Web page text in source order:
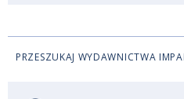
PRZESZUKAJ WYDAWNICTWA